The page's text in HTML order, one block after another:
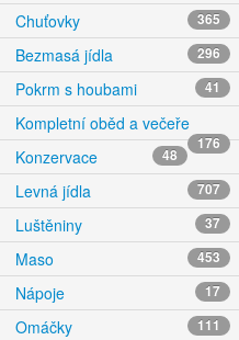
Chuťovky 365
Bezmasá jídla 296
Pokrm s houbami 41
Kompletní oběd a večeře
176
Konzervace 48
Levná jídla 707
Luštěniny 37
Maso 453
Nápoje 17
Omáčky 111